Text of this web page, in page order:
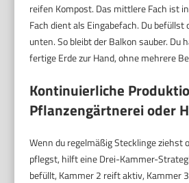
reifen Kompost. Das mittlere Fach ist
Fach dient als Eingabefach. Du
unten. So bleibt der Balkon sauber. Du
fertige Erde zur Hand, ohne mehrere
Kontinuierliche
Pflanzengärtnerei oder
Wenn du regelmäßig Stecklinge ziehst
pflegst, hilft eine Drei-Kammer-
befüllt, Kammer 2 reift aktiv, Kammer